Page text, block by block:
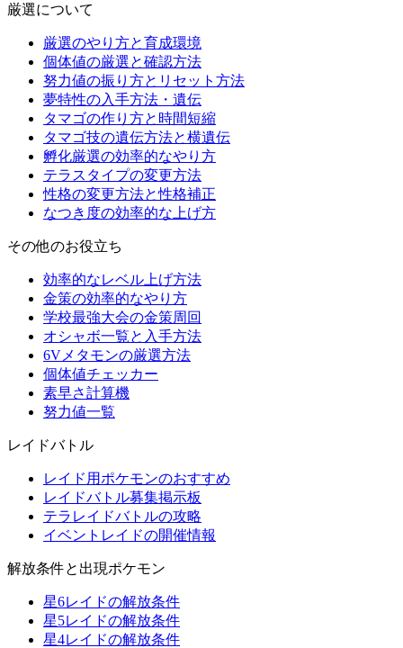
厳選について
厳選のやり方と育成環境
個体値の厳選と確認方法
努力値の振り方とリセット方法
夢特性の入手方法・遺伝
タマゴの作り方と時間短縮
タマゴ技の遺伝方法と横遺伝
孵化厳選の効率的なやり方
テラスタイプの変更方法
性格の変更方法と性格補正
なつき度の効率的な上げ方
その他のお役立ち
効率的なレベル上げ方法
金策の効率的なやり方
学校最強大会の金策周回
オシャボ一覧と入手方法
6Vメタモンの厳選方法
個体値チェッカー
素早さ計算機
努力値一覧
レイドバトル
レイド用ポケモンのおすすめ
レイドバトル募集掲示板
テラレイドバトルの攻略
イベントレイドの開催情報
解放条件と出現ポケモン
星6レイドの解放条件
星5レイドの解放条件
星4レイドの解放条件